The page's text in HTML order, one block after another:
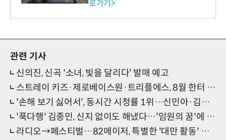
-바이오 해외 진출 교두보 확
보
로가기>
관련 기사
신의진, 신곡 '소녀, 빛을 달리다' 발매 예고
스트레이 키즈·제로베이스원·트리플에스, 8월 한터 월간차트 각 부문 1위
'손해 보기 싫어서', 동시간 시청률 1위…신민아·김영대, 가짜 결혼식
'푹다행' 김종민, 신지 없이도 해냈다…'임원의 꿈'에 한 발짝
라디오→페스티벌…82메이저, 특별한 '대만 활동' 눈길